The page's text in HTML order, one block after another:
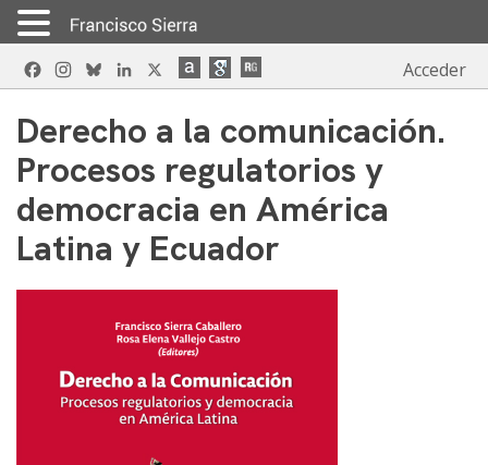
Skip
to
FacebookInstagram
BlueskyLinkedIn Acceder
Derecho a la comunicación.
Procesos regulatorios y
democracia en América
Latina y Ecuador